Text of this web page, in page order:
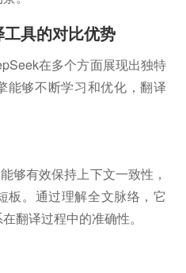
具的对比优势
在多个方面展现出独特
能够不断学习和优化，翻译
够有效保持上下文一致性，
板。通过理解全文脉络，它
翻译过程中的准确性。